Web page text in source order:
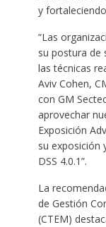
y
“Las
su postura de
las técnicas
Aviv Cohen,
con GM
aprovechar
Exposición
su exposición
DSS 4.0.1”.
La
de Gestión
(CTEM)